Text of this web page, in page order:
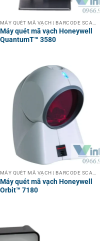
Máy quét mã vạch Honeywell
QuantumT™ 3580
MÁY QUÉT MÃ VẠCH | BARCODE SCANNER
Máy quét mã vạch Honeywell
Orbit™ 7180